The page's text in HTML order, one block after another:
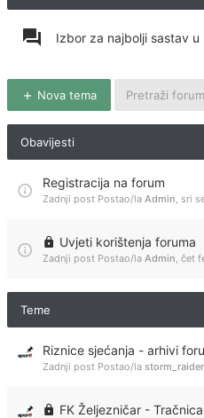
Izbor za najbolji sastav u
Nova tema
Obavijesti
Registracija na forum
Zadnji post Postao/la Admin, sri
Uvjeti korištenja foruma
Zadnji post Postao/la Admin, čet
Teme
Riznice sjećanja - arhivi
Zadnji post Postao/la storm_raider
FK Željezničar -